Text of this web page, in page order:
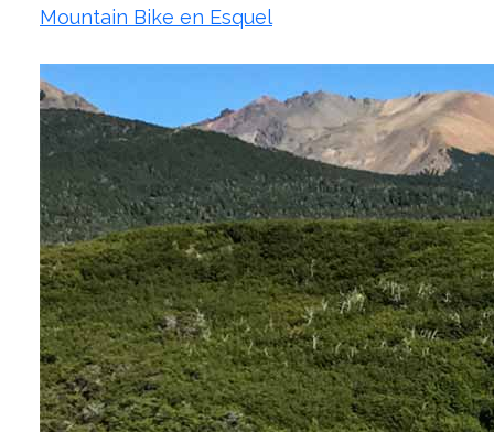
Mountain Bike en Esquel